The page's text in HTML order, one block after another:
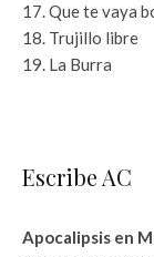
17. Que te vaya
18. Trujillo libre
19. La Burra
Escribe AC
Apocalipsis en